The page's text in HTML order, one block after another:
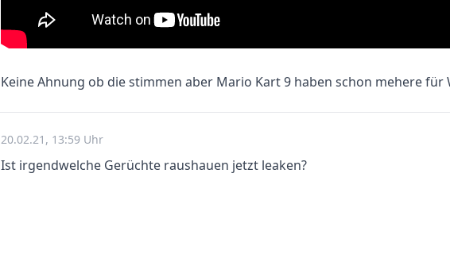
Keine Ahnung ob die stimmen aber Mario Kart 9 haben schon mehere für
20.02.21, 13:59 Uhr
Ist irgendwelche Gerüchte raushauen jetzt leaken?